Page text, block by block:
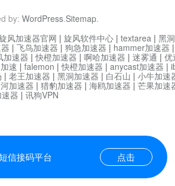
by: WordPress.Sitemap.
信接码平台 点击
风加速器官网 | 旋风软件中心 | textarea | 黑
| 飞鸟加速器 | 狗急加速器 | hammer加速器
加速器 |快橙加速器 | 啊哈加速器 | 迷雾通 | 优
速 | falemon |快橙加速器 | anycast加速器 |
| 老王加速器 | 黑洞加速器 | 白石山 | 小牛加速
加速器 | 猎豹加速器 | 海鸥加速器 | 芒果加速
器 | 讯狗VPN